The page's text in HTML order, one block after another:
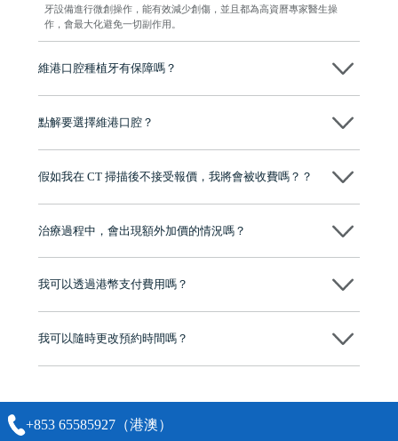
牙設備進行微創操作，能有效減少創傷，並且都為高資曆專家醫生操
作，會最大化避免一切副作用。
維港口腔種植牙有保障嗎？
保養指導同維護服務，確保種完之後穩定、耐用又安心。
點解要選擇維港口腔？
牌」、「2025香港企業領袖品牌」，是諾貝爾種植系統全球放心植牙中
至今已服務超過三十個國家和地區的顧客，受到粵港澳大灣區及周邊城
有咨詢及服務保障中心，有任何問題都可以隨時預約免費咨詢，讓人十
假如我在 CT 掃描後不接受報價，我將會被收費嗎？？
治療過程中，會出現額外加價的情況嗎？
不會，治療前我們會詳細說明治療方案及對應的價錢，顧客同意並簽字
我可以透過港幣支付費用嗎？
我可以隨時更改預約時間嗎？
+853 65585927（港澳）